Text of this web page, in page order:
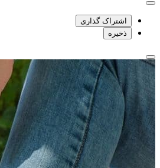
اشتراک گذاری
ذخیره